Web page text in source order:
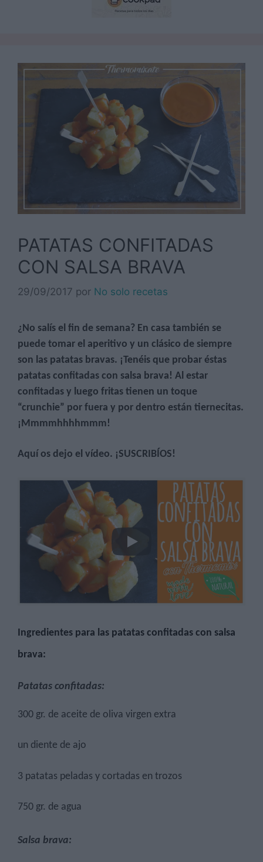
PATATAS CONFITADAS
CON SALSA BRAVA
29/09/2017 por No solo recetas
¿No salís el fin de semana? En casa también se
puede tomar el aperitivo y un clásico de siempre
son las patatas bravas. ¡Tenéis que probar éstas
patatas confitadas con salsa brava! Al estar
confitadas y luego fritas tienen un toque
“crunchie” por fuera y por dentro están tiernecitas.
¡Mmmmhhhhmmm!
Aquí os dejo el vídeo. ¡SUSCRIBÍOS!
Ingredientes para las patatas confitadas con salsa
brava:
Patatas confitadas:
300 gr. de aceite de oliva virgen extra
un diente de ajo
3 patatas peladas y cortadas en trozos
750 gr. de agua
Salsa brava: